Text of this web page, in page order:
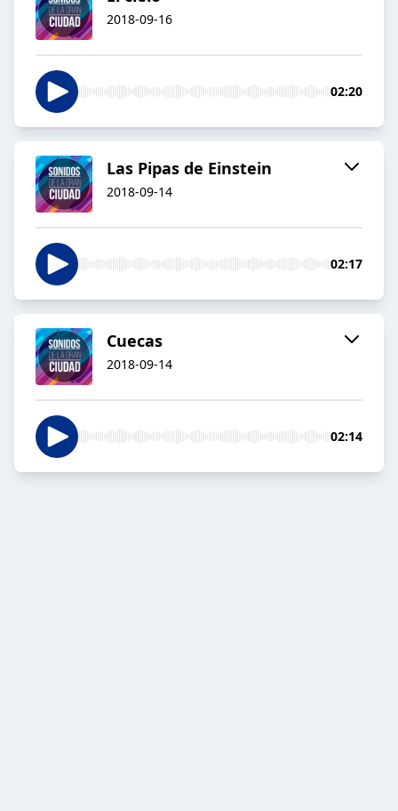
2018-09-16
02:20
Las Pipas de Einstein
2018-09-14
02:17
Cuecas
2018-09-14
02:14